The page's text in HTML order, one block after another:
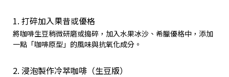
1. 打碎加入果昔或優格
將咖啡生豆稍微研磨或搗碎，加入水果冰沙、希臘優格中，添加
一點「咖啡原型」的風味與抗氧化成分。
2. 浸泡製作冷萃咖啡（生豆版）